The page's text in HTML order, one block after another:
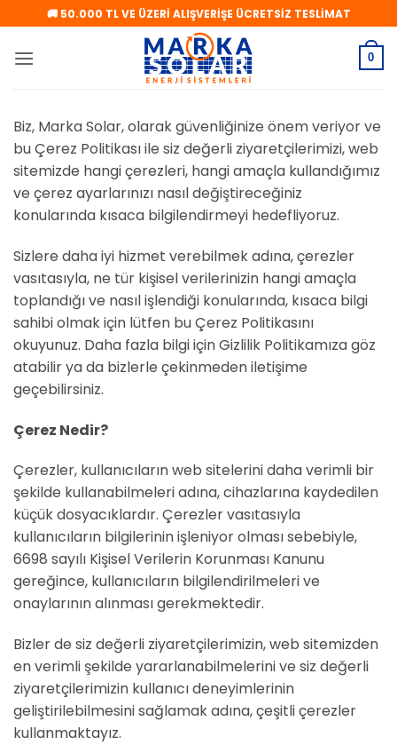
atla
🚚 50.000 TL VE ÜZERİ ALIŞVERİŞE ÜCRETSİZ TESLİMAT
0
Biz, Marka Solar, olarak güvenliğinize önem veriyor ve
bu Çerez Politikası ile siz değerli ziyaretçilerimizi, web
sitemizde hangi çerezleri, hangi amaçla kullandığımız
ve çerez ayarlarınızı nasıl değiştireceğiniz
konularında kısaca bilgilendirmeyi hedefliyoruz.
Sizlere daha iyi hizmet verebilmek adına, çerezler
vasıtasıyla, ne tür kişisel verilerinizin hangi amaçla
toplandığı ve nasıl işlendiği konularında, kısaca bilgi
sahibi olmak için lütfen bu Çerez Politikasını
okuyunuz. Daha fazla bilgi için Gizlilik Politikamıza göz
atabilir ya da bizlerle çekinmeden iletişime
geçebilirsiniz.
Çerez Nedir?
Çerezler, kullanıcıların web sitelerini daha verimli bir
şekilde kullanabilmeleri adına, cihazlarına kaydedilen
küçük dosyacıklardır. Çerezler vasıtasıyla
kullanıcıların bilgilerinin işleniyor olması sebebiyle,
6698 sayılı Kişisel Verilerin Korunması Kanunu
gereğince, kullanıcıların bilgilendirilmeleri ve
onaylarının alınması gerekmektedir.
Bizler de siz değerli ziyaretçilerimizin, web sitemizden
en verimli şekilde yararlanabilmelerini ve siz değerli
ziyaretçilerimizin kullanıcı deneyimlerinin
geliştirilebilmesini sağlamak adına, çeşitli çerezler
kullanmaktayız.